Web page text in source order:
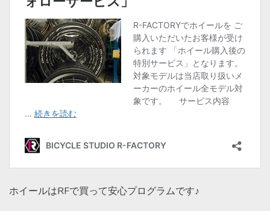
ホイールはRFで買って安心プログラムです♪